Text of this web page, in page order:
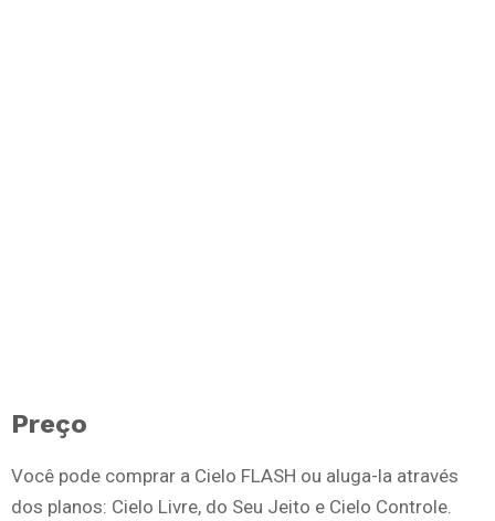
Preço
Você pode comprar a Cielo FLASH ou aluga-la através
dos planos: Cielo Livre, do Seu Jeito e Cielo Controle.